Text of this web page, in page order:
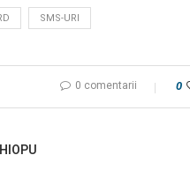
SMS-URI
0 comentarii 0